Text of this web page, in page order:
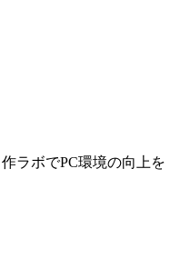
作ラボでPC環境の向上を